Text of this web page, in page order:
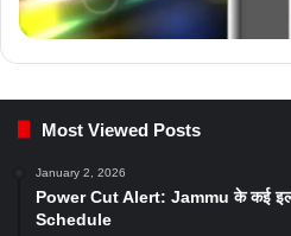
Most Viewed Posts
January 2, 2026
Power Cut Alert: Jammu के कई
Schedule